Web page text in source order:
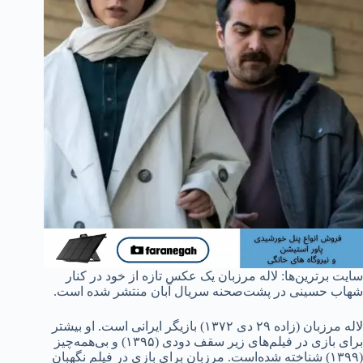
سایت برترین‌ها: لاله مرزبان یک عکس تازه از خود در کنار
شهاب حسینی در پشت‌صحنه سریال آبان منتشر شده است.
لاله مرزبان (زاده ۲۹ دی ۱۳۷۲) بازیگر ایرانی است. او بیشتر
برای بازی در فیلم‌های زیر سقف دودی (۱۳۹۵) و بی‌همه‌چیز
(۱۳۹۹) شناخته شده‌است. مرزبان برای بازی در فیلم نگهبان